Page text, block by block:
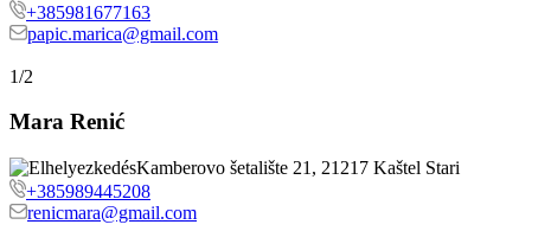
+385981677163
papic.marica@gmail.com
1/2
Mara Renić
Kamberovo šetalište 21, 21217 Kaštel Stari
+385989445208
renicmara@gmail.com